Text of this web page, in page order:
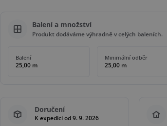
Balení a množství
Produkt dodáváme výhradně v celých baleních.
Balení
25,00 m
Minimální odběr
25,00 m
Doručení
K expedici od 9. 9. 2026